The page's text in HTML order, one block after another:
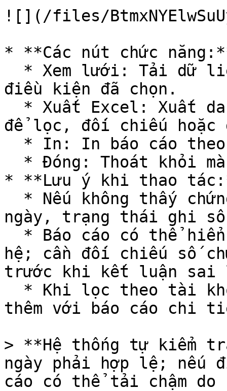
![](/files/
* **Các nút chức
điều kiện đã chọn.
để lọc, đối chiếu hoặc
* **Lưu ý khi thao
ngày, trạng thái ghi
hệ; cần đối chiếu số
trước khi kết luận sai
thêm với báo cáo chi
> **Hệ thống tự kiểm
ngày phải hợp lệ; nếu
cáo có thể tải chậm